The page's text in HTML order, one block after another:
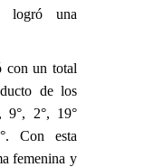
logró una
con un total
de los
9°, 2°, 19°
Con esta
femenina y